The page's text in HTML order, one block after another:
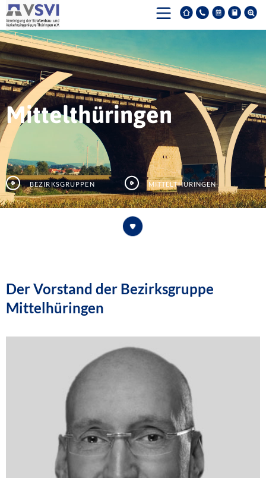
Mittelthüringen
Bezirksgruppen Mittelthüringen
Der Vorstand der Bezirksgruppe
Mittelhüringen